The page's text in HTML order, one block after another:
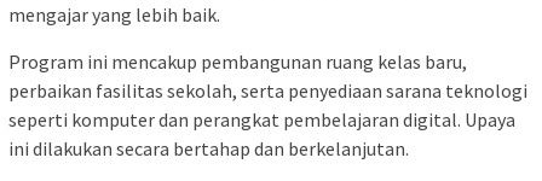
mengajar yang lebih baik.
Program ini mencakup pembangunan ruang kelas baru,
perbaikan fasilitas sekolah, serta penyediaan sarana teknologi
seperti komputer dan perangkat pembelajaran digital. Upaya
ini dilakukan secara bertahap dan berkelanjutan.